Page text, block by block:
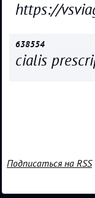
https://
638554
cialis
Подписаться на RSS